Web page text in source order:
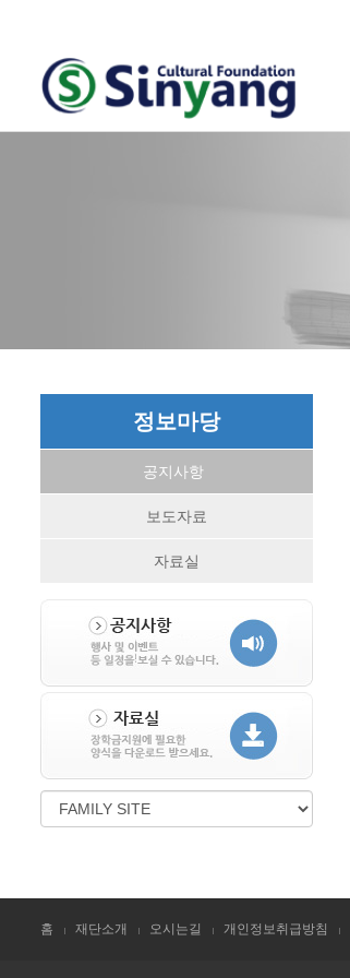
정보마당
공지사항
보도자료
자료실
홈 재단소개 오시는길 개인정보취급방침